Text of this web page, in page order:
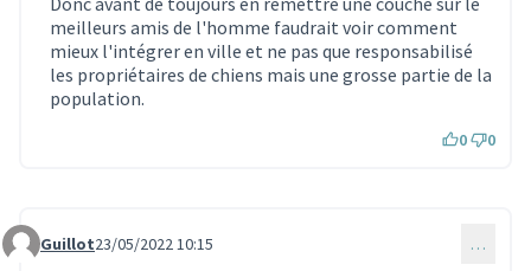
meilleurs amis de l'homme faudrait voir comment
mieux l'intégrer en ville et ne pas que responsabilisé
les propriétaires de chiens mais une grosse partie de la
population.
0 0
Commentaire 1541
Guillot23/05/2022 10:15 …